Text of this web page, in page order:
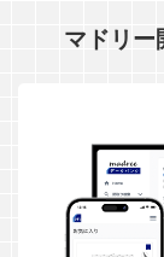
マドリー